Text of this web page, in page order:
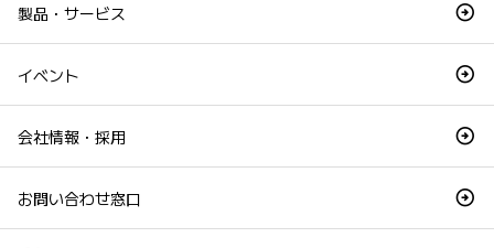
製品・サービス
イベント
会社情報・採用
お問い合わせ窓口